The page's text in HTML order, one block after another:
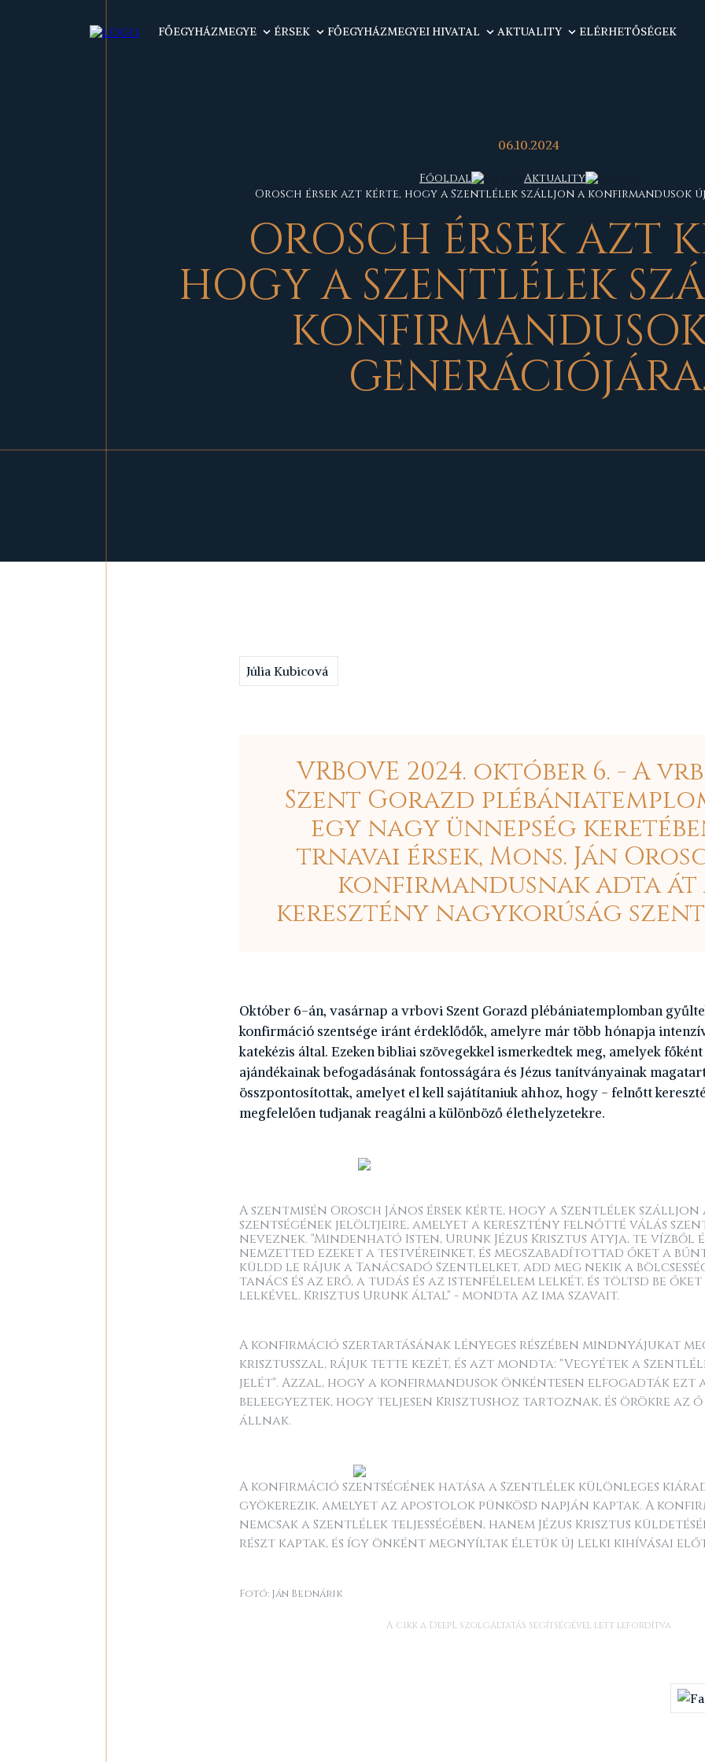
FŐEGYHÁZMEGYE ÉRSEK FŐEGYHÁZMEGYEI HIVATAL AKTUALITY ELÉRHETŐSÉGEK
06.10.2024
Főoldal
Aktuality
Orosch érsek azt kérte, hogy a Szentlélek szálljon a konfirmandusok
OROSCH ÉRSEK AZT
HOGY A SZENTLÉLEK
Júlia Kubicová
VRBOVE 2024. október 6. - A
Szent Gorazd
egy nagy ünnepség
trnavai érsek, Mons. Ján
konfirmandusnak adta át
keresztény nagykorúság
Október 6-án, vasárnap a vrbovi Szent Gorazd plébániatemplomban
konfirmáció szentsége iránt érdeklődők, amelyre már több hónapja
katekézis által. Ezeken bibliai szövegekkel ismerkedtek meg, amelyek
ajándékainak befogadásának fontosságára és Jézus tanítványainak
összpontosítottak, amelyet el kell sajátítaniuk ahhoz, hogy - felnőtt
megfelelően tudjanak reagálni a különböző élethelyzetekre.
A szentmisén Orosch János érsek kérte, hogy a Szentlélek
szentségének jelöltjeire, amelyet a keresztény felnőtté válás
neveznek. "Mindenható Isten, Urunk Jézus Krisztus Atyja, te vízből
nemzetted ezeket a testvéreinket, és megszabadítottad őket a
küldd le rájuk a Tanácsadó Szentlelket, add meg nekik a
tanács és az erő, a tudás és az istenfélelem lelkét, és töltsd be őket
lelkével. Krisztus Urunk által" - mondta az ima szavait.
A konfirmáció szertartásának lényeges részében mindnyájukat
krisztusszal, rájuk tette kezét, és azt mondta: "Vegyétek a
jelét". Azzal, hogy a konfirmandusok önkéntesen elfogadták ezt
beleegyeztek, hogy teljesen Krisztushoz tartoznak, és örökre az
állnak.
A konfirmáció szentségének hatása a Szentlélek különleges
gyökerezik, amelyet az apostolok pünkösd napján kaptak. A
nemcsak a Szentlélek teljességében, hanem Jézus Krisztus
részt kaptak, és így önként megnyíltak életük új lelki kihívásai
Fotó: Ján Bednárik
A cikk a DeepL szolgáltatás segítségével lett lefordítva